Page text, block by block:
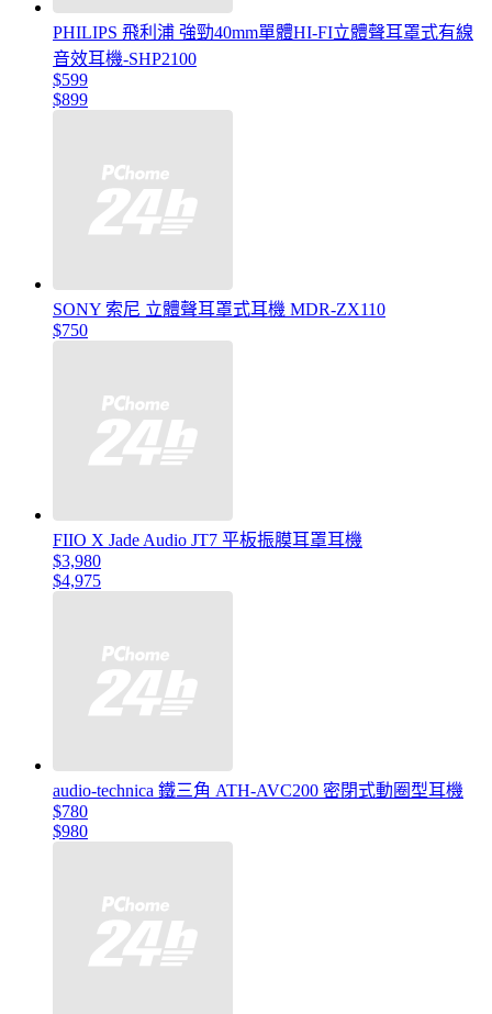
PHILIPS 飛利浦 強勁40mm單體HI-FI立體聲耳罩式有線
音效耳機-SHP2100
$599
$899
SONY 索尼 立體聲耳罩式耳機 MDR-ZX110
$750
FIIO X Jade Audio JT7 平板振膜耳罩耳機
$3,980
$4,975
audio-technica 鐵三角 ATH-AVC200 密閉式動圈型耳機
$780
$980